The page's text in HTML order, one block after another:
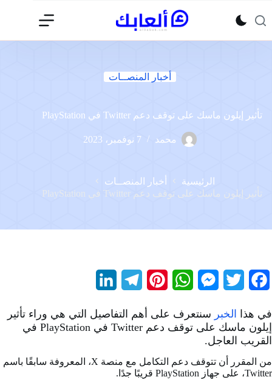
إلى
المحتوى
أخبار المنصــات
تأثير إيلون ماسك على توقف دعم Twitter في PlayStation
محمد 7 نوفمبر، 2023
الرئيسية
أخبار المنصــات
تأثير إيلون ماسك على توقف دعم Twitter في PlayStation
c
e
b
i
t
t
M
s
e
W
s
n
e
l
g
n
e
في هذا الخبر سنتعرف على أهم التفاصيل التي هي وراء تأثير
إيلون ماسك على توقف دعم Twitter في PlayStation في
القريب العاجل.
من المقرر أن تتوقف دعم التكامل مع منصة X، المعروفة سابقًا باسم
Twitter، على جهاز PlayStation قريبًا جدًا.